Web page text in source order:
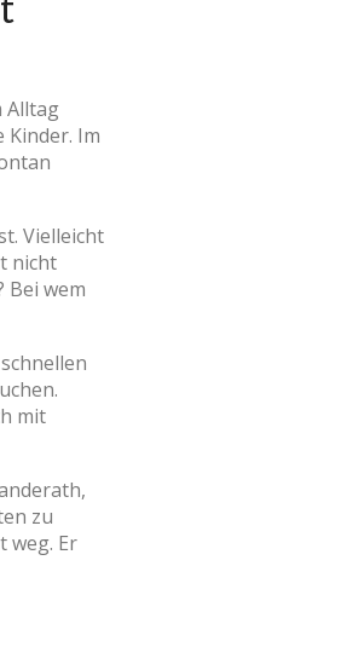
Alltag
Kinder. Im
Vielleicht
nicht
wem
mit
zu
weg. Er